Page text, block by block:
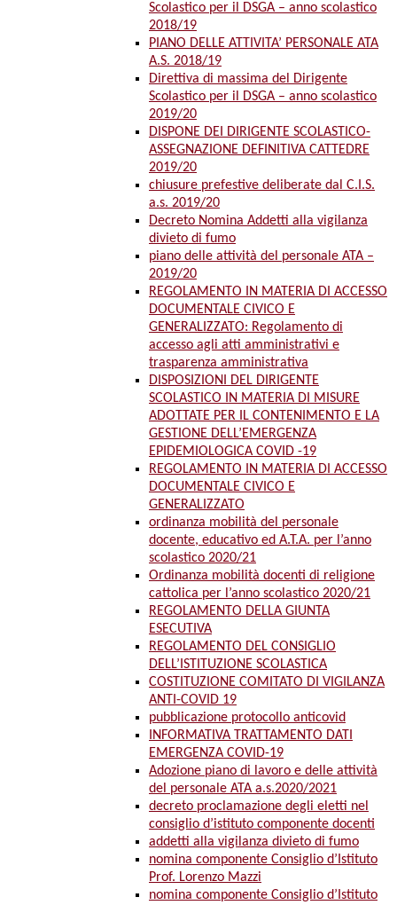
Scolastico per il DSGA – anno scolastico
2018/19
PIANO DELLE ATTIVITA’ PERSONALE ATA
A.S. 2018/19
Direttiva di massima del Dirigente
Scolastico per il DSGA – anno scolastico
2019/20
DISPONE DEI DIRIGENTE SCOLASTICO-
ASSEGNAZIONE DEFINITIVA CATTEDRE
2019/20
chiusure prefestive deliberate dal C.I.S.
a.s. 2019/20
Decreto Nomina Addetti alla vigilanza
divieto di fumo
piano delle attività del personale ATA –
2019/20
REGOLAMENTO IN MATERIA DI ACCESSO
DOCUMENTALE CIVICO E
GENERALIZZATO: Regolamento di
accesso agli atti amministrativi e
trasparenza amministrativa
DISPOSIZIONI DEL DIRIGENTE
SCOLASTICO IN MATERIA DI MISURE
ADOTTATE PER IL CONTENIMENTO E LA
GESTIONE DELL’EMERGENZA
EPIDEMIOLOGICA COVID -19
REGOLAMENTO IN MATERIA DI ACCESSO
DOCUMENTALE CIVICO E
GENERALIZZATO
ordinanza mobilità del personale
docente, educativo ed A.T.A. per l’anno
scolastico 2020/21
Ordinanza mobilità docenti di religione
cattolica per l’anno scolastico 2020/21
REGOLAMENTO DELLA GIUNTA
ESECUTIVA
REGOLAMENTO DEL CONSIGLIO
DELL’ISTITUZIONE SCOLASTICA
COSTITUZIONE COMITATO DI VIGILANZA
ANTI-COVID 19
pubblicazione protocollo anticovid
INFORMATIVA TRATTAMENTO DATI
EMERGENZA COVID-19
Adozione piano di lavoro e delle attività
del personale ATA a.s.2020/2021
decreto proclamazione degli eletti nel
consiglio d’istituto componente docenti
addetti alla vigilanza divieto di fumo
nomina componente Consiglio d’Istituto
Prof. Lorenzo Mazzi
nomina componente Consiglio d’Istituto